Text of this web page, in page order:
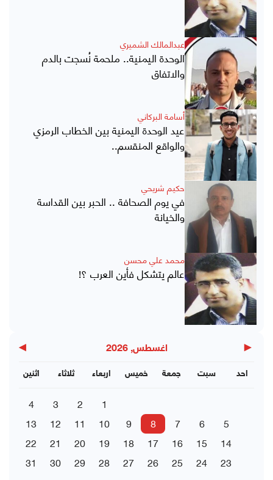
عبدالمالك الشميري
الوحدة اليمنية.. ملحمة نُسجت بالدم
والاتفاق
أسامة البركاني
عيد الوحدة اليمنية بين الخطاب الرمزي
والواقع المنقسم..
حكيم شريحي
في يوم الصحافة .. الحبر بين القداسة
والخيانة
محمد علي محسن
عالم يتشكل فأين العرب ؟!
◀ اغسطس, 2026 ▶
اثنين ثلاثاء اربعاء خميس جمعة سبت احد
1
2
3
4
5
6
7
8
9
10
11
12
13
14
15
16
17
18
19
20
21
22
23
24
25
26
27
28
29
30
31